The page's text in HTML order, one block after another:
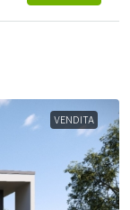
VENDITA